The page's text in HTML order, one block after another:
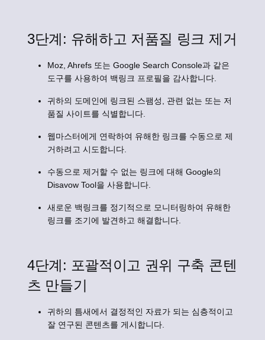
3단계: 유해하고 저품질 링크 제거
Moz, Ahrefs 또는 Google Search Console과 같은
도구를 사용하여 백링크 프로필을 감사합니다.
귀하의 도메인에 링크된 스팸성, 관련 없는 또는 저
품질 사이트를 식별합니다.
웹마스터에게 연락하여 유해한 링크를 수동으로 제
거하려고 시도합니다.
수동으로 제거할 수 없는 링크에 대해 Google의
Disavow Tool을 사용합니다.
새로운 백링크를 정기적으로 모니터링하여 유해한
링크를 조기에 발견하고 해결합니다.
4단계: 포괄적이고 권위 구축 콘텐
츠 만들기
귀하의 틈새에서 결정적인 자료가 되는 심층적이고
잘 연구된 콘텐츠를 게시합니다.